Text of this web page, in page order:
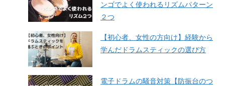
ンゴでよく使われるリズムパターン
２つ
【初心者、女性の方向け】経験から
学んだドラムスティックの選び方
電子ドラムの騒音対策【防振台のつ